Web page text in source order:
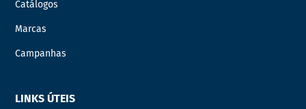
Catálogos
Marcas
Campanhas
LINKS ÚTEIS